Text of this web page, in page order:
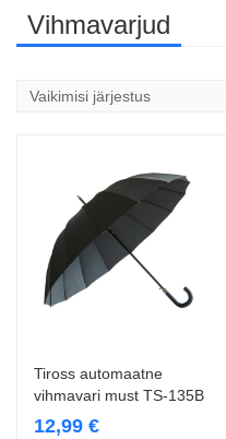
Vihmavarjud
Loe edasi
Tiross automaatne
vihmavari must TS-135B
12,99 €